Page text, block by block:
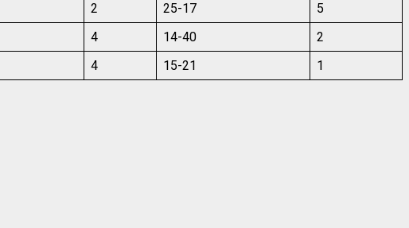
2 25-17
5
4 14-40
2
4 15-21 1